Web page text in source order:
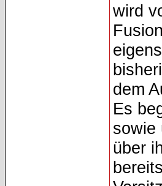
wird
dem
Es
sowie
über